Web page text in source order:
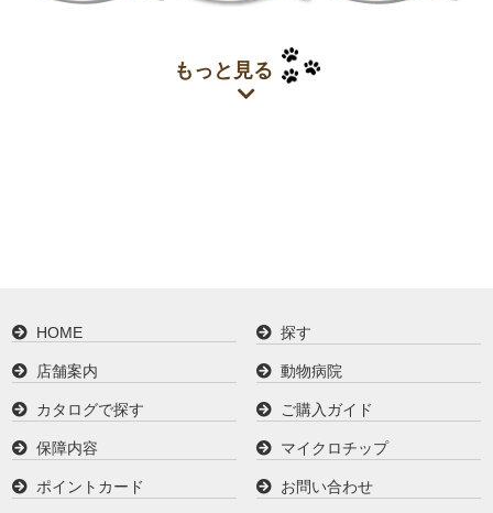
もっと見る
HOME 探す
店舗案内 動物病院
カタログで探す ご購入ガイド
保障内容 マイクロチップ
ポイントカード お問い合わせ